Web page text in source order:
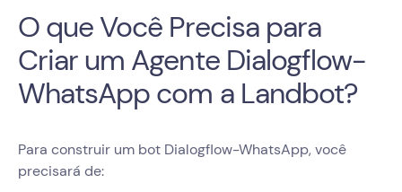
O que Você Precisa para
Criar um Agente Dialogflow-
WhatsApp com a Landbot?
Para construir um bot Dialogflow-WhatsApp, você
precisará de: